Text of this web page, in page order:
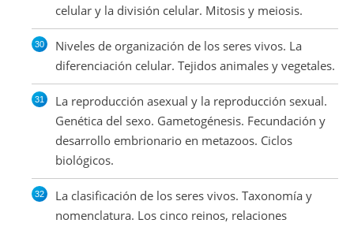
celular y la división celular. Mitosis y meiosis.
Niveles de organización de los seres vivos. La
diferenciación celular. Tejidos animales y vegetales.
La reproducción asexual y la reproducción sexual.
Genética del sexo. Gametogénesis. Fecundación y
desarrollo embrionario en metazoos. Ciclos
biológicos.
La clasificación de los seres vivos. Taxonomía y
nomenclatura. Los cinco reinos, relaciones